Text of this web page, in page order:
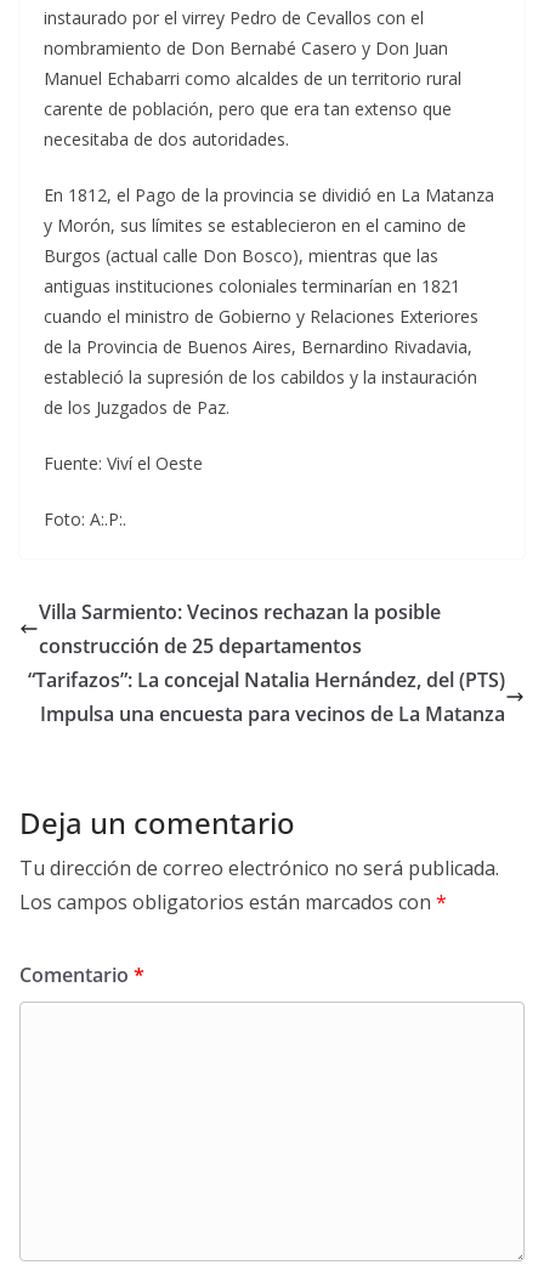
instaurado por el virrey Pedro de Cevallos con el
nombramiento de Don Bernabé Casero y Don Juan
Manuel Echabarri como alcaldes de un territorio rural
carente de población, pero que era tan extenso que
necesitaba de dos autoridades.
En 1812, el Pago de la provincia se dividió en La Matanza
y Morón, sus límites se establecieron en el camino de
Burgos (actual calle Don Bosco), mientras que las
antiguas instituciones coloniales terminarían en 1821
cuando el ministro de Gobierno y Relaciones Exteriores
de la Provincia de Buenos Aires, Bernardino Rivadavia,
estableció la supresión de los cabildos y la instauración
de los Juzgados de Paz.
Fuente: Viví el Oeste
Foto: A:.P:.
Villa Sarmiento: Vecinos rechazan la posible
construcción de 25 departamentos
“Tarifazos”: La concejal Natalia Hernández, del (PTS)
Impulsa una encuesta para vecinos de La Matanza
Deja un comentario
Tu dirección de correo electrónico no será publicada.
Los campos obligatorios están marcados con *
Comentario *